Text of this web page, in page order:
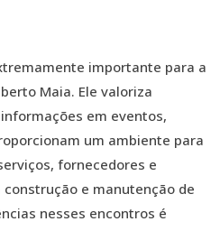
importante para a
Maia. Ele valoriza
em eventos,
um ambiente para
fornecedores e
e manutenção de
nesses encontros é